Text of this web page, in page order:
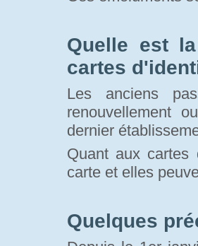
Quelle est
cartes
Les anciens
renouvellement
dernier
Quant aux
carte et elles
Quelques